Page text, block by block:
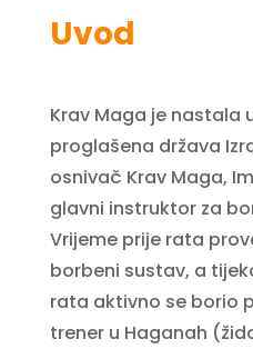
Uvod
Krav Maga je nastala
proglašena država
osnivač Krav Maga,
glavni instruktor za
Vrijeme prije rata
borbeni sustav, a
rata aktivno se borio
trener u Haganah